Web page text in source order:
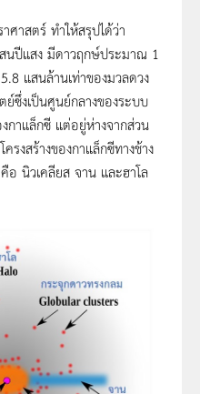
สตร์ ทำให้สรุปได้ว่า
นปีแสง มีดาวฤกษ์ประมาณ 1
แสนล้านเท่าของมวลดวง
ซึ่งเป็นศูนย์กลางของระบบ
กาแล็กซี แต่อยู่ห่างจากส่วน
งสร้างของกาแล็กซีทางช้าง
นิวเคลียส จาน และฮาโล